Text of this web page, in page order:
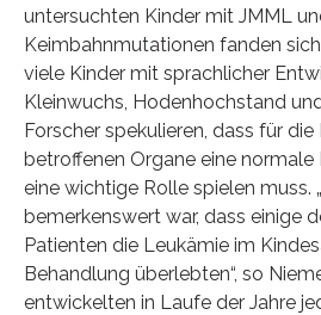
untersuchten Kinder mit JMML
Keimbahnmutationen fanden
viele Kinder mit sprachlicher
Kleinwuchs, Hodenhochstand
Forscher spekulieren, dass für
betroffenen Organe eine normale
eine wichtige Rolle spielen muss.
bemerkenswert war, dass einige
Patienten die Leukämie im
Behandlung überlebten“, so
entwickelten in Laufe der Jahre